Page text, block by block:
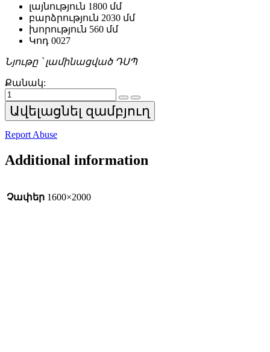
լայնություն 1800 մմ
բարձրություն 2030 մմ
խորություն 560 մմ
Կոդ 0027
Նյութը ՝ լամինացված ԴՍՊ
Քանակ:
Պահարան
quantity
Ավելացնել զամբյուղ
Report Abuse
Additional information
Չափեր 1600×2000